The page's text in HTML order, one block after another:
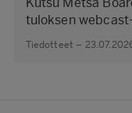
tuloksen
Tiedotteet –